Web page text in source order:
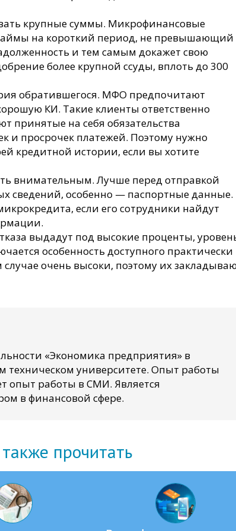
крупные суммы. Микрофинансовые
на короткий период, не превышающий
и тем самым докажет свою
более крупной ссуды, вплоть до 300
обратившегося. МФО предпочитают
КИ. Такие клиенты ответственно
принятые на себя обязательства
и просрочек платежей. Поэтому нужно
кредитной истории, если вы хотите
внимательным. Лучше перед отправкой
сведений, особенно — паспортные данные.
если его сотрудники найдут
выдадут под высокие проценты,
особенность доступного практически
случае очень высоки, поэтому их
«Экономика предприятия» в
техническом университете. Опыт работы
опыт работы в СМИ. Является
в финансовой сфере.
прочитать